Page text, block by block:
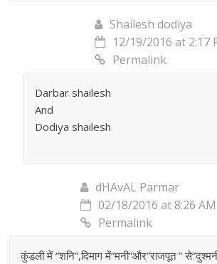
Shailesh dodiya
12/19/2016 at 2:17
Permalink
Darbar shailesh
And
Dodiya shailesh
dHAvAL Parmar
02/18/2016 at 8:26 AM
Permalink
कुंडली में “शनि”,दिमाग में”मनी”और”राजपूत ”